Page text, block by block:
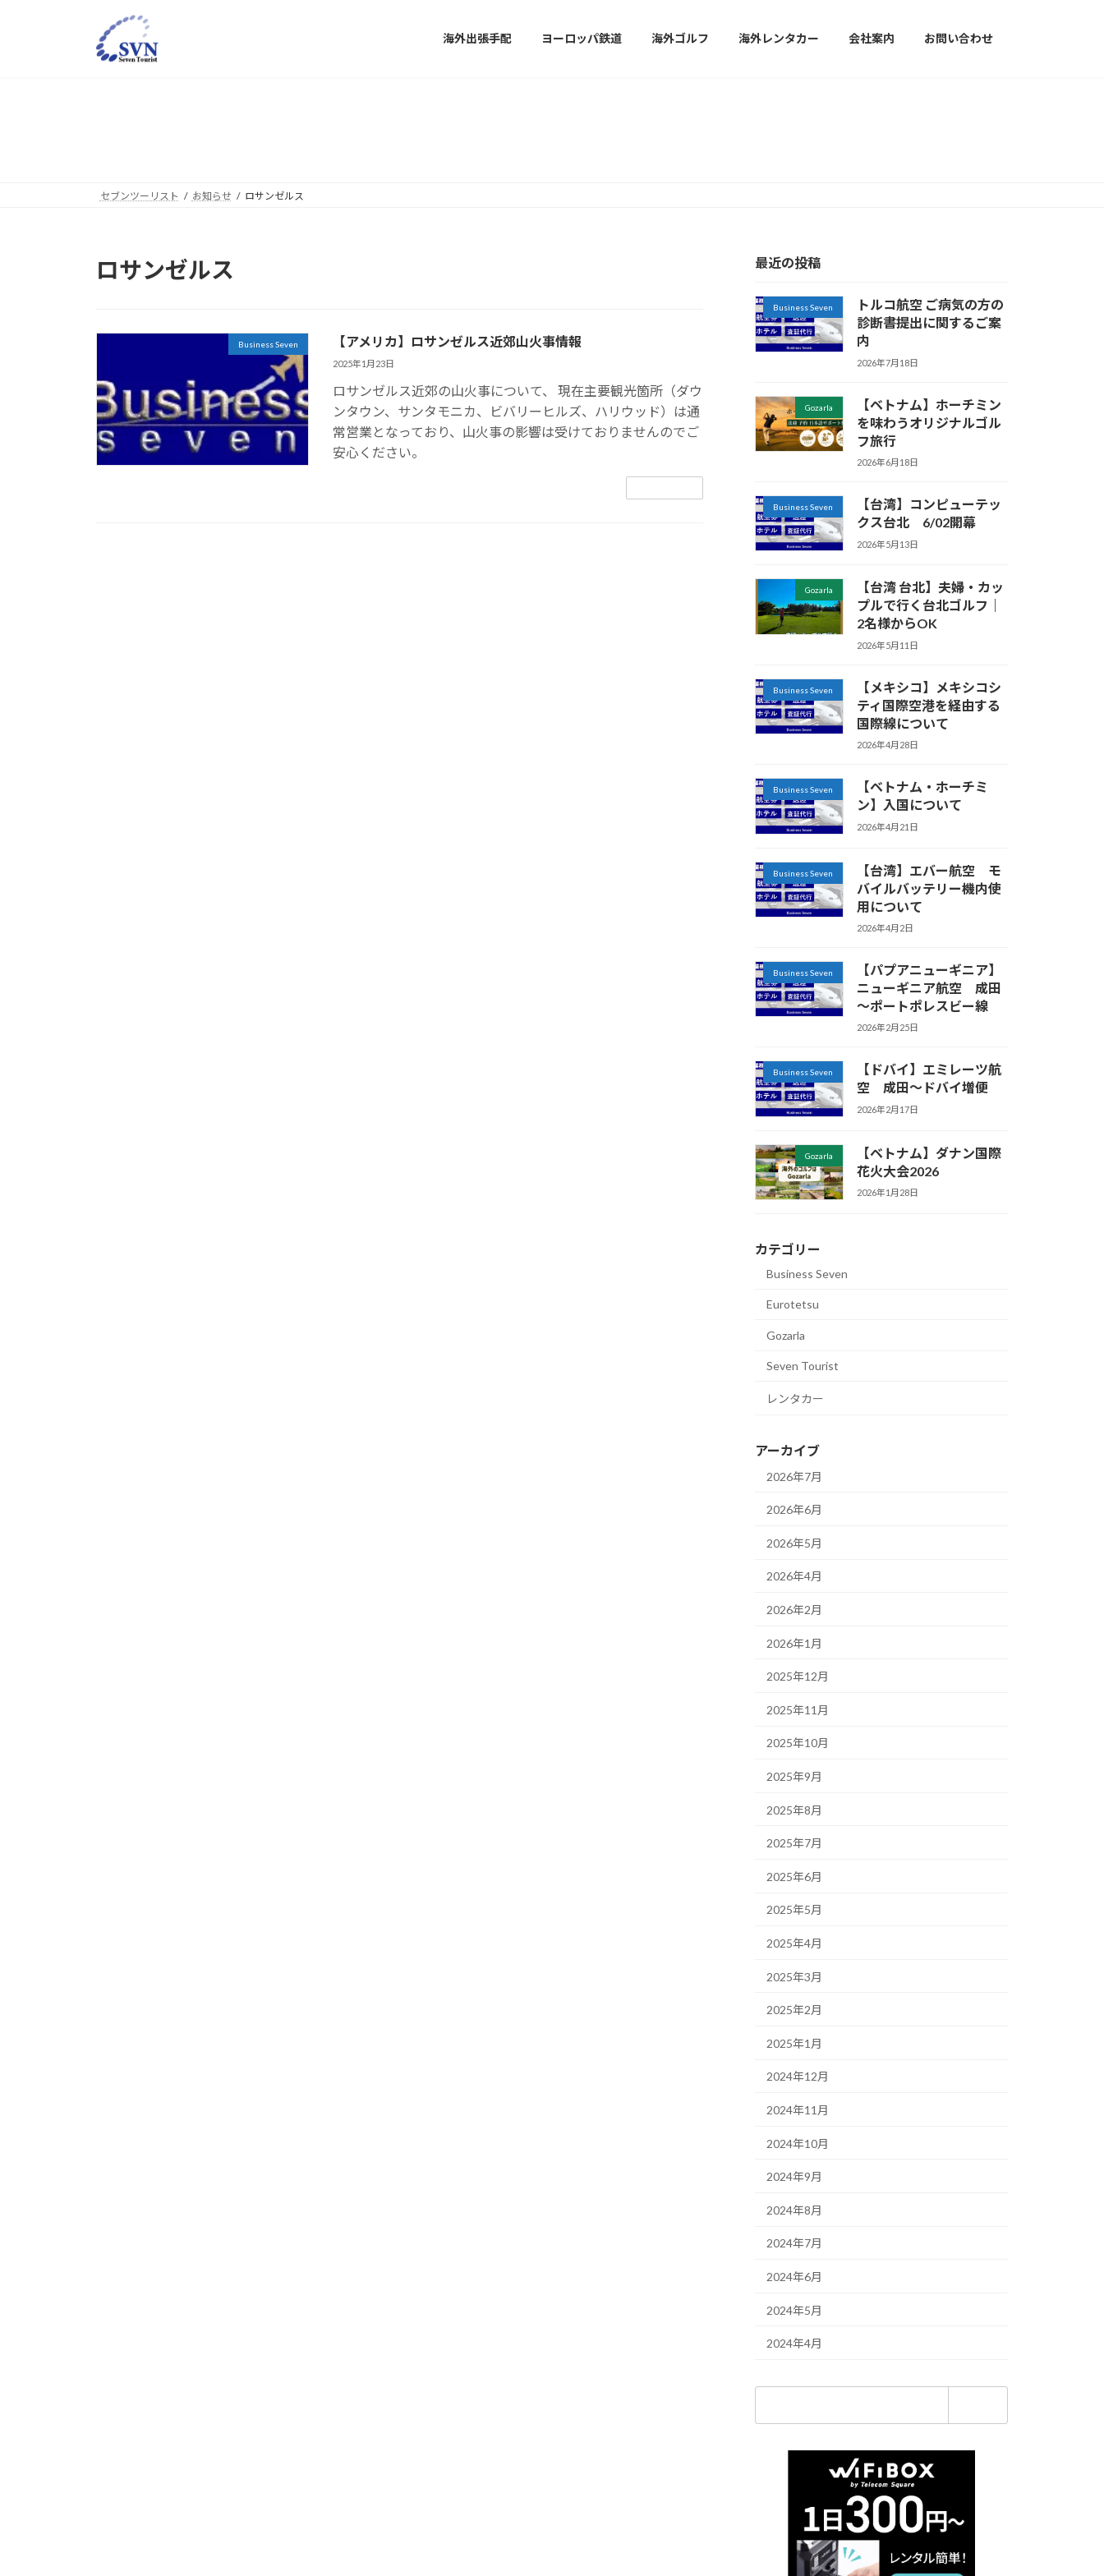
海外出張手配 ヨーロッパ鉄道 海外ゴルフ 海外レンタカー 会社案内 お問い合わせ
セブンツーリスト お知らせ ロサンゼルス
ロサンゼルス
Business Seven 【アメリカ】ロサンゼルス近郊山火事情報
2025年1月23日
ロサンゼルス近郊の山火事について、 現在主要観光箇所（ダウ
ンタウン、サンタモニカ、ビバリーヒルズ、ハリウッド）は通
常営業となっており、山火事の影響は受けておりませんのでご
安心ください。
最近の投稿
Business Seven
トルコ航空 ご病気の方の
診断書提出に関するご案
内
2026年7月18日
Gozarla
【ベトナム】ホーチミン
を味わうオリジナルゴル
フ旅行
2026年6月18日
Business Seven
【台湾】コンピューテッ
クス台北 6/02開幕
2026年5月13日
Gozarla
【台湾 台北】夫婦・カッ
プルで行く台北ゴルフ｜
2名様からOK
2026年5月11日
Business Seven
【メキシコ】メキシコシ
ティ国際空港を経由する
国際線について
2026年4月28日
Business Seven
【ベトナム・ホーチミ
ン】入国について
2026年4月21日
Business Seven
【台湾】エバー航空 モ
バイルバッテリー機内使
用について
2026年4月2日
Business Seven
【パプアニューギニア】
ニューギニア航空 成田
～ポートポレスビー線
2026年2月25日
Business Seven
【ドバイ】エミレーツ航
空 成田～ドバイ増便
2026年2月17日
Gozarla
【ベトナム】ダナン国際
花火大会2026
2026年1月28日
カテゴリー
Business Seven
Eurotetsu
Gozarla
Seven Tourist
レンタカー
アーカイブ
2026年7月
2026年6月
2026年5月
2026年4月
2026年2月
2026年1月
2025年12月
2025年11月
2025年10月
2025年9月
2025年8月
2025年7月
2025年6月
2025年5月
2025年4月
2025年3月
2025年2月
2025年1月
2024年12月
2024年11月
2024年10月
2024年9月
2024年8月
2024年7月
2024年6月
2024年5月
2024年4月